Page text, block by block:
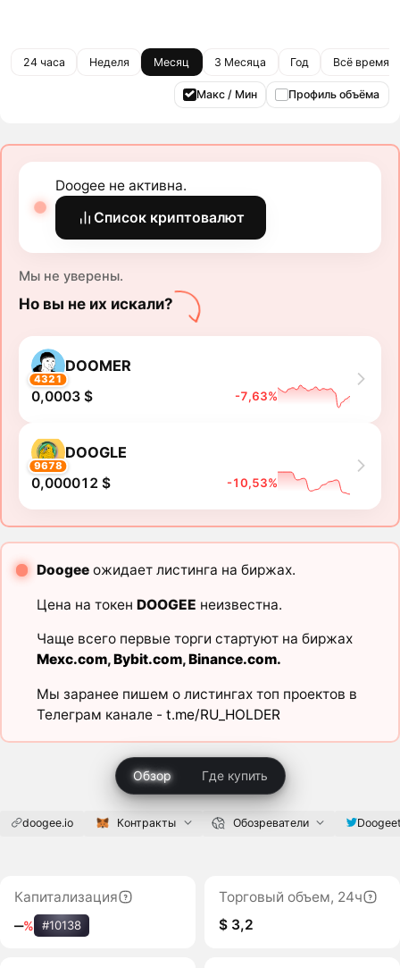
24 часа Неделя Месяц 3 Месяца Год Всё время
Макс / Мин Профиль объёма
Doogee не активна.
Список криптовалют
Мы не уверены.
Но вы не их искали?
4321
DOOMER
0,0003 $ -7,63%
9678
DOOGLE
0,000012 $ -10,53%
Doogeeожидает листинга на биржах.
Цена на токен DOOGEE неизвестна.
Чаще всего первые торги стартуют на биржах
Mexc.com,Bybit.com,Binance.com.
Мы заранее пишем о листингах топ проектов в
Телеграм канале - t.me/RU_HOLDER
Обзор Где купить
doogee.io Контракты Обозреватели
Капитализация
‒% #10138
Торговый объем, 24ч
$ 3,2